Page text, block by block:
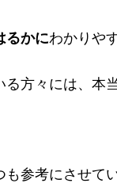
るかにわかりや
方々には、本
参考にさせて